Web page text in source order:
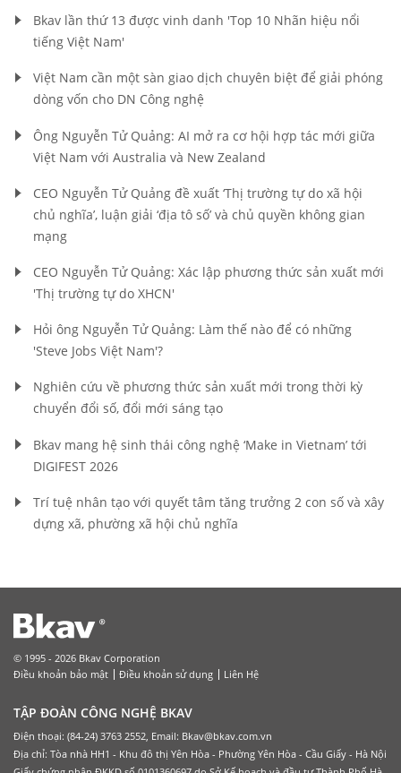
Bkav lần thứ 13 được vinh danh 'Top 10 Nhãn hiệu nổi
tiếng Việt Nam'
Việt Nam cần một sàn giao dịch chuyên biệt để giải phóng
dòng vốn cho DN Công nghệ
Ông Nguyễn Tử Quảng: AI mở ra cơ hội hợp tác mới giữa
Việt Nam với Australia và New Zealand
CEO Nguyễn Tử Quảng đề xuất ‘Thị trường tự do xã hội
chủ nghĩa’, luận giải ‘địa tô số’ và chủ quyền không gian
mạng
CEO Nguyễn Tử Quảng: Xác lập phương thức sản xuất mới
'Thị trường tự do XHCN'
Hỏi ông Nguyễn Tử Quảng: Làm thế nào để có những
'Steve Jobs Việt Nam'?
Nghiên cứu về phương thức sản xuất mới trong thời kỳ
chuyển đổi số, đổi mới sáng tạo
Bkav mang hệ sinh thái công nghệ ‘Make in Vietnam’ tới
DIGIFEST 2026
Trí tuệ nhân tạo với quyết tâm tăng trưởng 2 con số và xây
dựng xã, phường xã hội chủ nghĩa
© 1995 - 2026 Bkav Corporation
Điều khoản bảo mật
Điều khoản sử dụng Liên Hệ
TẬP ĐOÀN CÔNG NGHỆ BKAV
Điện thoại: (84-24) 3763 2552, Email: Bkav@bkav.com.vn
Địa chỉ: Tòa nhà HH1 - Khu đô thị Yên Hòa - Phường Yên Hòa - Cầu Giấy - Hà Nội